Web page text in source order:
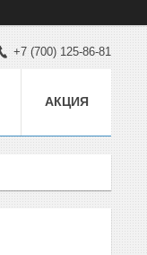
+7 (700) 125-86-81
АКЦИЯ